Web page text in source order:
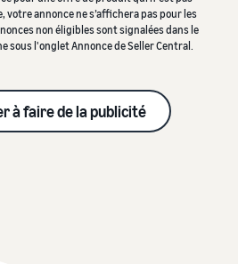
votre annonce ne s’affichera pas pour les
non éligibles sont signalées dans le
sous l'onglet Annonce de Seller Central.
à faire de la publicité